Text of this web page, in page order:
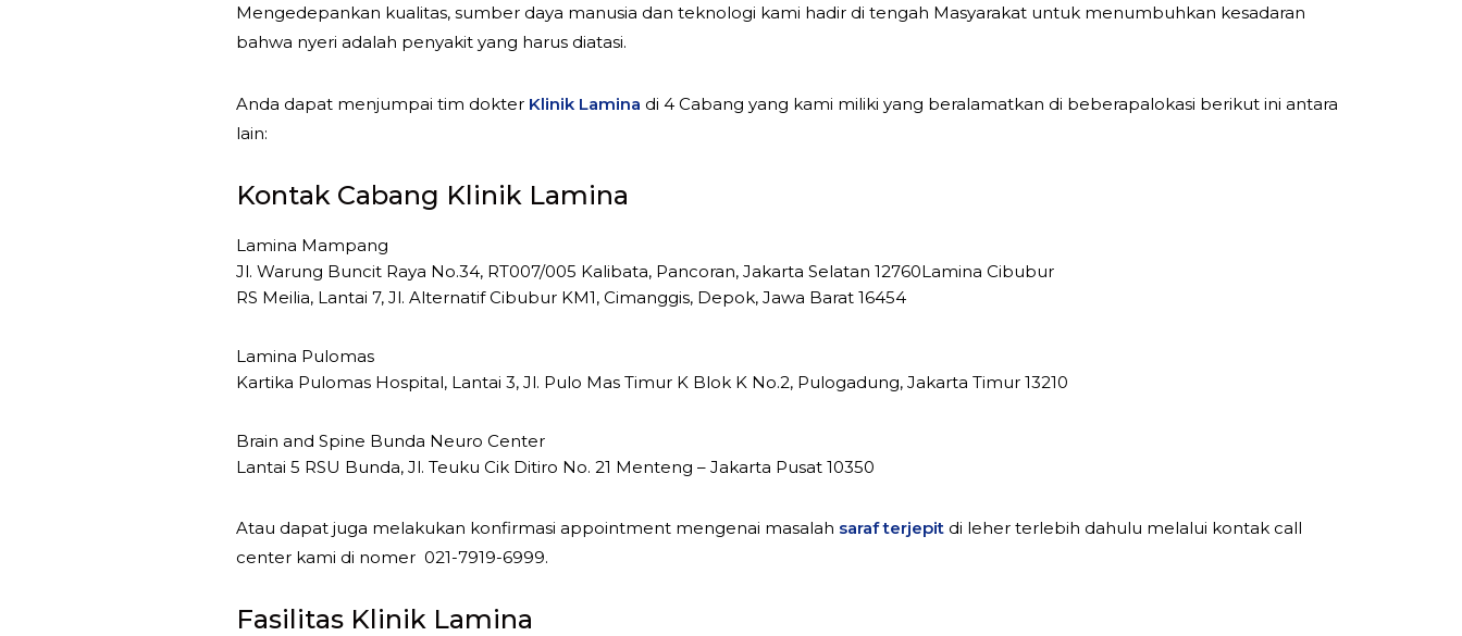
Mengedepankan kualitas, sumber daya manusia dan teknologi kami hadir di tengah Masyarakat untuk menumbuhkan kesadaran
bahwa nyeri adalah penyakit yang harus diatasi.
Anda dapat menjumpai tim dokter Klinik Lamina di 4 Cabang yang kami miliki yang beralamatkan di beberapalokasi berikut ini antara
lain:
Kontak Cabang Klinik Lamina
Lamina Mampang
Jl. Warung Buncit Raya No.34, RT007/005 Kalibata, Pancoran, Jakarta Selatan 12760Lamina Cibubur
RS Meilia, Lantai 7, Jl. Alternatif Cibubur KM1, Cimanggis, Depok, Jawa Barat 16454
Lamina Pulomas
Kartika Pulomas Hospital, Lantai 3, Jl. Pulo Mas Timur K Blok K No.2, Pulogadung, Jakarta Timur 13210
Brain and Spine Bunda Neuro Center
Lantai 5 RSU Bunda, Jl. Teuku Cik Ditiro No. 21 Menteng – Jakarta Pusat 10350
Atau dapat juga melakukan konfirmasi appointment mengenai masalah saraf terjepit di leher terlebih dahulu melalui kontak call
center kami di nomer 021-7919-6999.
Fasilitas Klinik Lamina